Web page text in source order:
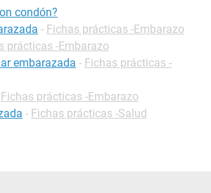
condón?
- Fichas prácticas -Embarazo
prácticas -Embarazo
embarazada - Fichas prácticas -
Fichas prácticas -Embarazo
- Fichas prácticas -Salud